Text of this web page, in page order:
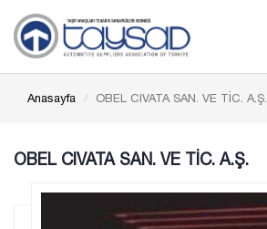
Anasayfa OBEL CIVATA SAN. VE TİC. A.Ş.
OBEL CIVATA SAN. VE TİC. A.Ş.